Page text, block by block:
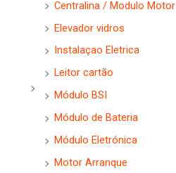
Centralina / Modulo Motor
Elevador vidros
Instalaçao Eletrica
Leitor cartão
Módulo BSI
Módulo de Bateria
Módulo Eletrónica
Motor Arranque